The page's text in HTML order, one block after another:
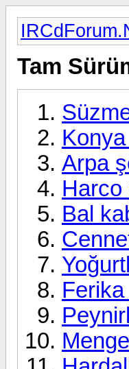
Tam
Arpa
Harco
Bal